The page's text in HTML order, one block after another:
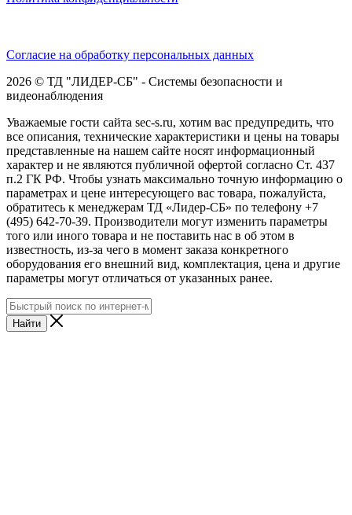
Согласие на обработку персональных данных
2026 © ТД "ЛИДЕР-СБ" - Системы безопасности и
видеонаблюдения
Уважаемые гости сайта sec-s.ru, хотим вас предупредить, что
все описания, технические характеристики и цены на товары
представленные на нашем сайте носят информационный
характер и не являются публичной офертой согласно Ст. 437
п.2 ГК РФ. Чтобы узнать максимально точную информацию о
параметрах и цене интересующего вас товара, пожалуйста,
обратитесь к менеджерам ТД «Лидер-СБ» по телефону +7
(495) 642-70-39. Производители могут изменить параметры
того или иного товара и не поставить нас в об этом в
известность, из-за чего в момент заказа конкретного
оборудования его внешний вид, комплектация, цена и другие
параметры могут отличаться от указанных ранее.
Найти